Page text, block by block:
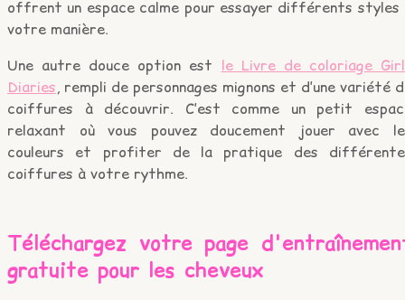
offrent un espace calme pour essayer différents styles
votre manière.
Une autre douce option est le Livre de coloriage
Diaries, rempli de personnages mignons et d’une variété
coiffures à découvrir. C’est comme un petit
relaxant où vous pouvez doucement jouer avec
couleurs et profiter de la pratique des
coiffures à votre rythme.
Téléchargez votre page
gratuite pour les cheveux